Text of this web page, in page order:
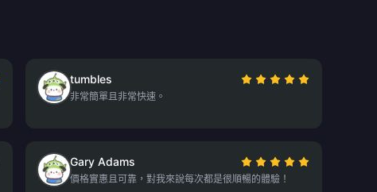
tumbles
非常簡單且非常快速。
Gary Adams
價格實惠且可靠，對我來說每次都是很順暢的體驗！